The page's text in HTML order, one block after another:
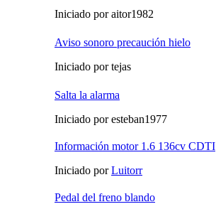
Iniciado por aitor1982
Aviso sonoro precaución hielo
Iniciado por tejas
Salta la alarma
Iniciado por esteban1977
Información motor 1.6 136cv CDTI
Iniciado porLuitorr
Pedal del freno blando